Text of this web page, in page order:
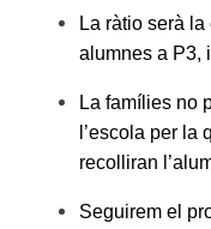
La ràtio serà
alumnes a P3,
La famílies no
l’escola per la
recolliran
Seguirem el